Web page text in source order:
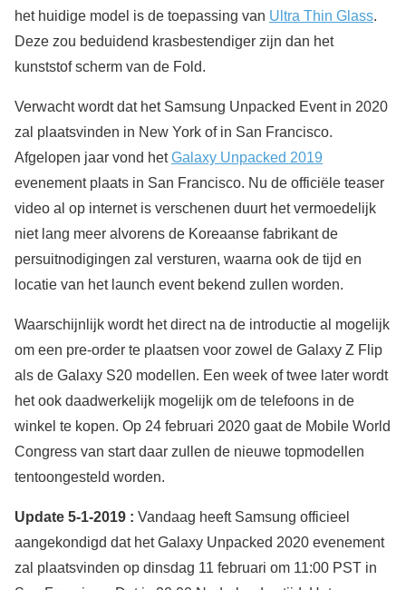
het huidige model is de toepassing van Ultra Thin Glass.
Deze zou beduidend krasbestendiger zijn dan het
kunststof scherm van de Fold.
Verwacht wordt dat het Samsung Unpacked Event in 2020
zal plaatsvinden in New York of in San Francisco.
Afgelopen jaar vond hetGalaxy Unpacked 2019
evenement plaats in San Francisco. Nu de officiële teaser
video al op internet is verschenen duurt het vermoedelijk
niet lang meer alvorens de Koreaanse fabrikant de
persuitnodigingen zal versturen, waarna ook de tijd en
locatie van het launch event bekend zullen worden.
Waarschijnlijk wordt het direct na de introductie al mogelijk
om een pre-order te plaatsen voor zowel de Galaxy Z Flip
als de Galaxy S20 modellen. Een week of twee later wordt
het ook daadwerkelijk mogelijk om de telefoons in de
winkel te kopen. Op 24 februari 2020 gaat de Mobile World
Congress van start daar zullen de nieuwe topmodellen
tentoongesteld worden.
Update 5-1-2019 : Vandaag heeft Samsung officieel
aangekondigd dat het Galaxy Unpacked 2020 evenement
zal plaatsvinden op dinsdag 11 februari om 11:00 PST in